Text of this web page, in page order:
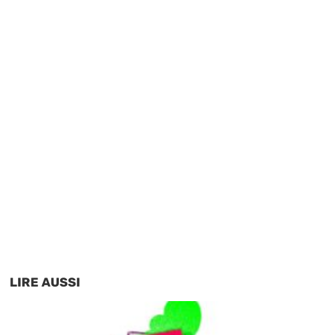
LIRE AUSSI